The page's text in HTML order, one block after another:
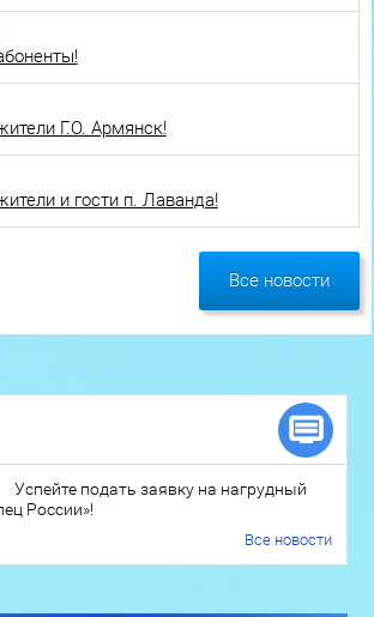
Г.О. Армянск!
и гости п. Лаванда!
Все новости
Успейте подать заявку на нагрудный
России»!
Все новости